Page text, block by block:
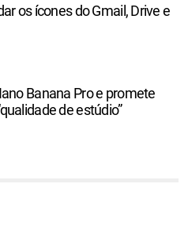
os ícones do Gmail, Drive e
Banana Pro e promete
de estúdio”